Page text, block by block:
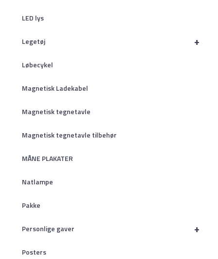
LED lys
+
Legetøj
Løbecykel
Magnetisk Ladekabel
Magnetisk tegnetavle
Magnetisk tegnetavle tilbehør
MÅNE PLAKATER
Natlampe
Pakke
+
Personlige gaver
Posters